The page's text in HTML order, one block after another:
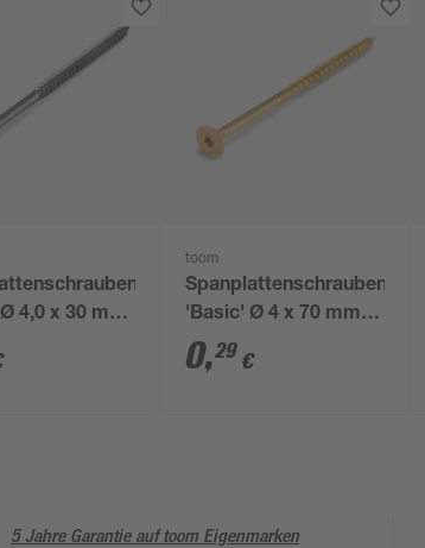
4,0 x 30 mm
toom
Spanplattenschrauben
'Basic' Ø 4 x 70 mm
TX
0,29 €
5 Jahre Garantie auf toom Eigenmarken